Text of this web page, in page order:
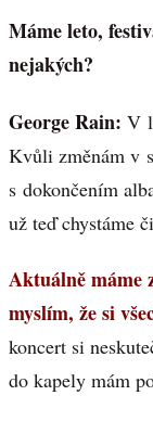
Máme leto,
nejakých?
George Rain: V
Kvůli změnám v
s dokončením
už teď chystáme
Aktuálně máme
myslím, že si
koncert si
do kapely mám